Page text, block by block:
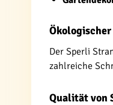
Der Sperli
zahlreiche
Qualität von